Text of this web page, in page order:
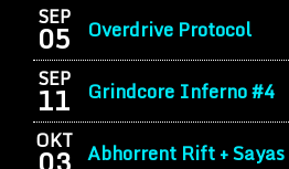
SEP
05 Overdrive Protocol
SEP
11 Grindcore Inferno #4
OKT Abhorrent Rift + Sayas